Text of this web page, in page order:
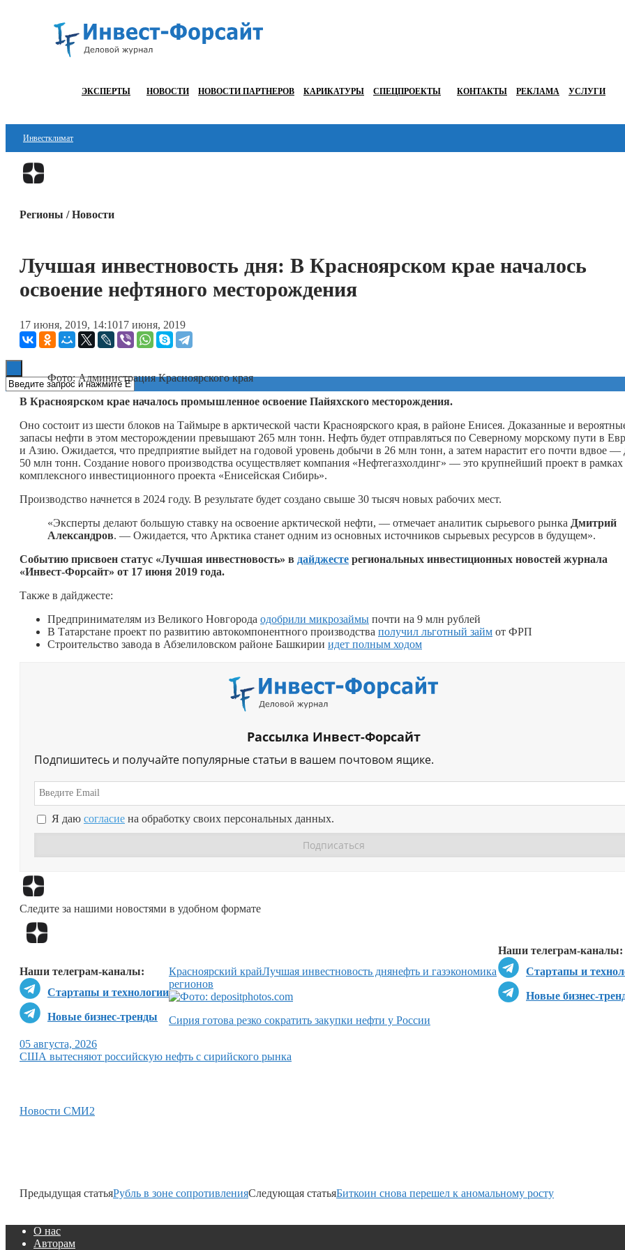
ЭКСПЕРТЫ НОВОСТИ НОВОСТИ ПАРТНЕРОВ КАРИКАТУРЫ СПЕЦПРОЕКТЫ КОНТАКТЫ РЕКЛАМА УСЛУГИ
Инвестклимат
Финансы
Технологии
Книги
Регионы / Новости
Лучшая инвестновость дня: В Красноярском крае началось
освоение нефтяного месторождения
17 июня, 2019, 14:1017 июня, 2019
Фото: Администрация Красноярского края
В Красноярском крае началось промышленное освоение Пайяхского месторождения.
Оно состоит из шести блоков на Таймыре в арктической части Красноярского края, в районе Енисея. Доказанные и
запасы нефти в этом месторождении превышают 265 млн тонн. Нефть будет отправляться по Cеверному морскому пути в
и Азию. Ожидается, что предприятие выйдет на годовой уровень добычи в 26 млн тонн, а затем нарастит его почти вдвое —
50 млн тонн. Создание нового производства осуществляет компания «Нефтегазхолдинг» — это крупнейший проект в рамках
комплексного инвестиционного проекта «Енисейская Сибирь».
Производство начнется в 2024 году. В результате будет создано свыше 30 тысяч новых рабочих мест.
«Эксперты делают большую ставку на освоение арктической нефти, — отмечает аналитик сырьевого рынка Дмитрий
Александров. — Ожидается, что Арктика станет одним из основных источников сырьевых ресурсов в будущем».
Событию присвоен статус «Лучшая инвестновость» в дайджесте региональных инвестиционных новостей журнала
«Инвест-Форсайт» от 17 июня 2019 года.
Также в дайджесте:
Предпринимателям из Великого Новгорода одобрили микрозаймы почти на 9 млн рублей
В Татарстане проект по развитию автокомпонентного производства получил льготный займ от ФРП
Строительство завода в Абзелиловском районе Башкирии идет полным ходом
Рассылка Инвест-Форсайт
Подпишитесь и получайте популярные статьи в вашем почтовом ящике.
Я даю согласие на обработку своих персональных данных.
Следите за нашими новостями в удобном формате
Наши телеграм-каналы:
Стартапы и
Новые бизнес-
Наши телеграм-каналы:
Стартапы и технологии
Новые бизнес-тренды
Красноярский крайЛучшая инвестновость днянефть и газэкономика
регионов
Сирия готова резко сократить закупки нефти у России
05 августа, 2026
США вытесняют российскую нефть с сирийского рынка
Новости СМИ2
Предыдущая статьяРубль в зоне сопротивленияСледующая статьяБиткоин снова перешел к аномальному росту
О нас
Авторам